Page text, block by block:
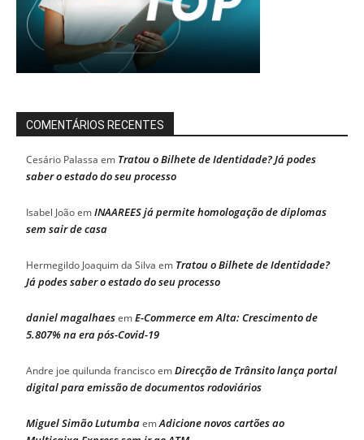
COMENTÁRIOS RECENTES
Cesário Palassa em Tratou o Bilhete de Identidade? Já podes
saber o estado do seu processo
Isabel João emINAAREES já permite homologação de diplomas
sem sair de casa
Hermegildo Joaquim da Silva em Tratou o Bilhete de Identidade?
Já podes saber o estado do seu processo
daniel magalhaes emE-Commerce em Alta: Crescimento de
5.807% na era pós-Covid-19
Andre joe quilunda francisco emDirecção de Trânsito lança portal
digital para emissão de documentos rodoviários
Miguel Simão Lutumba emAdicione novos cartões ao